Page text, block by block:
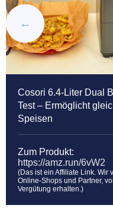
Cosori 6.4-Liter Dual
Test – Ermöglicht
Speisen
Zum Produkt:
https://amz.run/6vW2
(Das ist ein Affiliate Link. Wir
Online-Shops und Partner,
Vergütung erhalten.)